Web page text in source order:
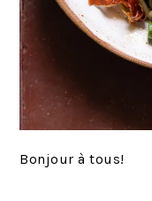
Bonjour à tous!